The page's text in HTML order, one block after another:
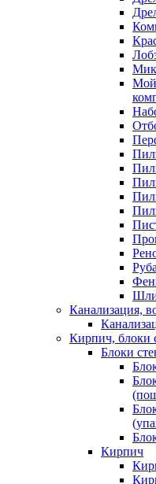
Канализация,
Кирпич, блоки
Блоки
Кирпич